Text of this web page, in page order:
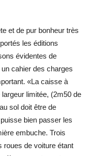
et de pur bonheur très
les éditions
évidentes de
cahier des charges
«La caisse à
limitée, (2m50 de
sol doit être de
bien passer les
embuche. Trois
roues de voiture étant